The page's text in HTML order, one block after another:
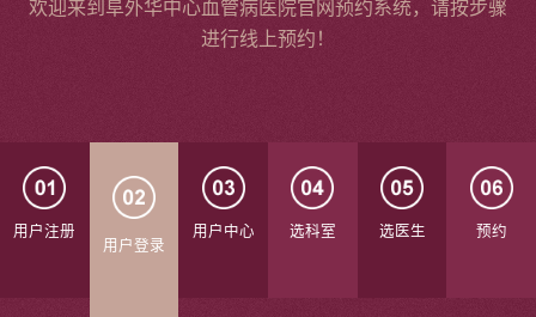
欢迎来到阜外华中心血管病医院官网预约系统，请按步骤
进行线上预约！
用户注册
用户登录
用户中心 选科室 选医生 预约